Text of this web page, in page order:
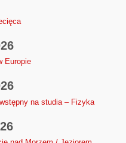
Europie
na studia – Fizyka